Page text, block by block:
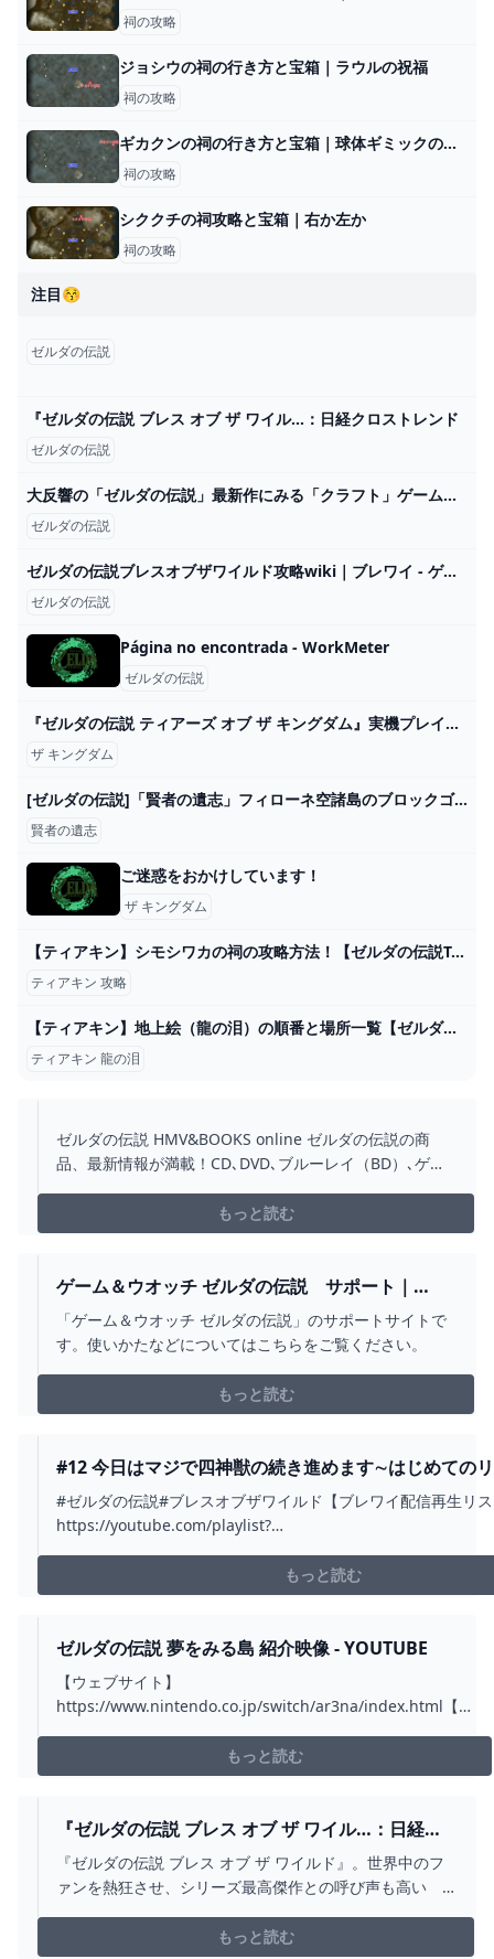
祠の攻略
ジョシウの祠の行き方と宝箱｜ラウルの祝福
祠の攻略
ギカクンの祠の行き方と宝箱｜球体ギミックの解説
祠の攻略
シククチの祠攻略と宝箱｜右か左か
祠の攻略
注目😚
ゼルダの伝説
『ゼルダの伝説 ブレス オブ ザ ワイル…：日経クロストレンド
ゼルダの伝説
大反響の「ゼルダの伝説」最新作にみる「クラフト」ゲームの新時代
ゼルダの伝説
ゼルダの伝説ブレスオブザワイルド攻略wiki｜ブレワイ - ゲームウィズ
ゼルダの伝説
Página no encontrada - WorkMeter
ゼルダの伝説
『ゼルダの伝説 ティアーズ オブ ザ キングダム』実機プレイ感想！すべて、あなたの想像力次第 - YouTube
ザ キングダム
[ゼルダの伝説]「賢者の遺志」フィローネ空諸島のブロックゴーレム持つ - YouTube
賢者の遺志
ご迷惑をおかけしています！
ザ キングダム
【ティアキン】シモシワカの祠の攻略方法！【ゼルダの伝説TotK】
ティアキン 攻略
【ティアキン】地上絵（龍の泪）の順番と場所一覧【ゼルダの伝説ティアーズオブザキングダム】 - ゲームウィズ
ティアキン 龍の泪
ゼルダの伝説 HMV&BOOKS online ゼルダの伝説の商
品、最新情報が満載！CD､DVD､ブルーレイ（BD）､ゲー
イトです！ コンビニ受け取り送料無料！ Pontaポイント
使えます！ 支払い方法､配送方法もいろいろ選べ､非常に
もっと読む
ゲーム＆ウオッチ ゼルダの伝説 サポート｜
NINTENDO
「ゲーム＆ウオッチ ゼルダの伝説」のサポートサイトで
す。使いかたなどについてはこちらをご覧ください。
もっと読む
#12 今日はマジで四神獣の続き進めます∼はじめての
ルダの伝説 ブレス オブ ザ ワイルド 】 - YOUTUBE
#ゼルダの伝説#ブレスオブザワイルド【ブレワイ配信再生リ
https://youtube.com/playlist?
ズなリンク集】https://youtu.be/kFPLXbkugh8?...
もっと読む
ゼルダの伝説 夢をみる島 紹介映像 - YOUTUBE
【ウェブサイト】
https://www.nintendo.co.jp/switch/ar3na/index.html【再
https://www.youtube.com/playlist?
list=PLPh3p_yYrx0Czy6UCWAg3ZKcCdyt0ztdR動画に含...
もっと読む
『ゼルダの伝説 ブレス オブ ザ ワイル…：日経ク
ロストレンド
『ゼルダの伝説 ブレス オブ ザ ワイルド』。世界中のフ
ァンを熱狂させ、シリーズ最高傑作との呼び声も高い
もっと読む